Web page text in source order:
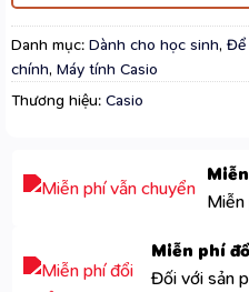
Danh mục: Dành cho học sinh, Để
chính, Máy tính Casio
Thương hiệu: Casio
Miễn phí
Đối với sản